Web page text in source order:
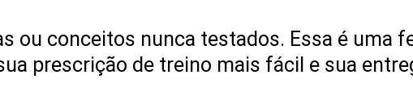
ou conceitos nunca testados. Essa é uma
prescrição de treino mais fácil e sua